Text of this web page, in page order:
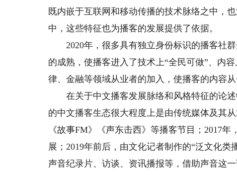
既内嵌于互联网和移动传播的技术脉络之中，
中，这些特征也为播客的发展提供了依据。
2020年，很多具有独立身份标识的播客社群
的成熟，使播客进入了技术上“全民可做”、内
律、金融等领域从业者的加入，使播客的内容
在关于中文播客发展脉络和风格特征的论述
的中文播客生态很大程度上是由传统媒体及其
《故事FM》《声东击西》等播客节目；2017
展；2019年前后，由文化记者制作的“泛文化
声音纪录片、访谈、资讯播报等，借助声音这